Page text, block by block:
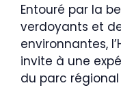
Entouré par la
verdoyants et
environnantes,
invite à une
du parc